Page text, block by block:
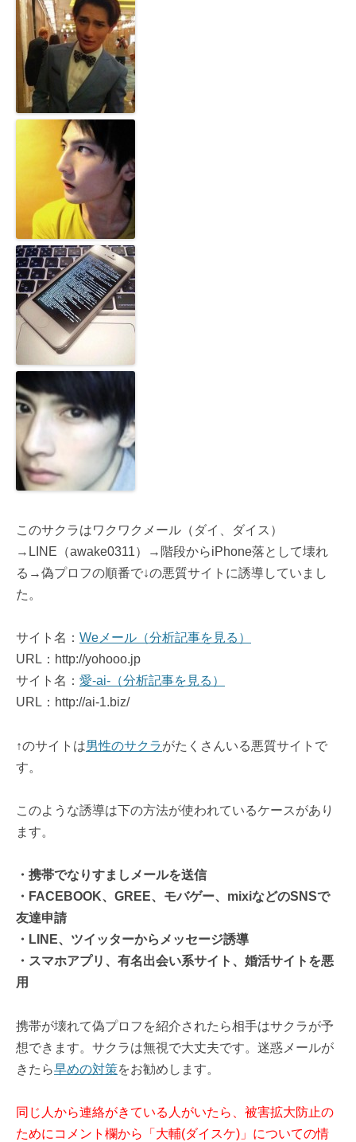
このサクラはワクワクメール（ダイ、ダイス）
→LINE（awake0311）→階段からiPhone落として壊れ
る→偽プロフの順番で↓の悪質サイトに誘導していまし
た。
サイト名： Weメール（分析記事を見る）
URL：http://yohooo.jp
サイト名： 愛-ai-（分析記事を見る）
URL：http://ai-1.biz/
↑のサイトは男性のサクラがたくさんいる悪質サイトで
す。
このような誘導は下の方法が使われているケースがあり
ます。
・携帯でなりすましメールを送信
・FACEBOOK、GREE、モバゲー、mixiなどのSNSで
友達申請
・LINE、ツイッターからメッセージ誘導
・スマホアプリ、有名出会い系サイト、婚活サイトを悪
用
携帯が壊れて偽プロフを紹介されたら相手はサクラが予
想できます。サクラは無視で大丈夫です。迷惑メールが
きたら早めの対策をお勧めします。
同じ人から連絡がきている人がいたら、被害拡大防止の
ためにコメント欄から「大輔(ダイスケ)」についての情